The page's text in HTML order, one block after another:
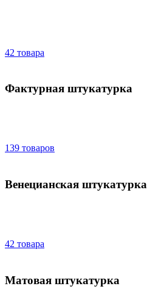
42 товара
Фактурная штукатурка
139 товаров
Венецианская штукатурка
42 товара
Матовая штукатурка